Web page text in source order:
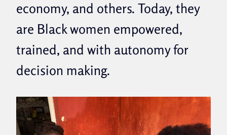
economy, and others. Today, they
are Black women empowered,
trained, and with autonomy for
decision making.